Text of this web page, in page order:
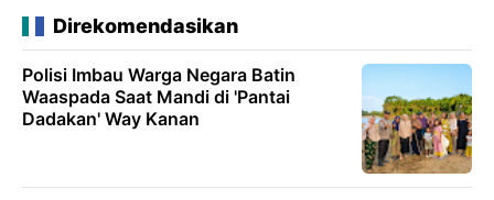
Direkomendasikan
Polisi Imbau Warga Negara Batin
Waaspada Saat Mandi di 'Pantai
Dadakan' Way Kanan